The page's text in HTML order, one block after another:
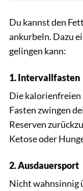
Du kannst den
ankurbeln. Dazu
gelingen kann:
1. Intervallfasten
Die
Fasten zwingen
Reserven
Ketose oder
2. Ausdauersport
Nicht wahnsinnig